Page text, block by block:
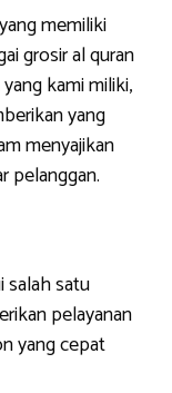
yang memiliki
grosir al quran
kami miliki,
yang
menyajikan
pelanggan.
salah satu
pelayanan
yang cepat